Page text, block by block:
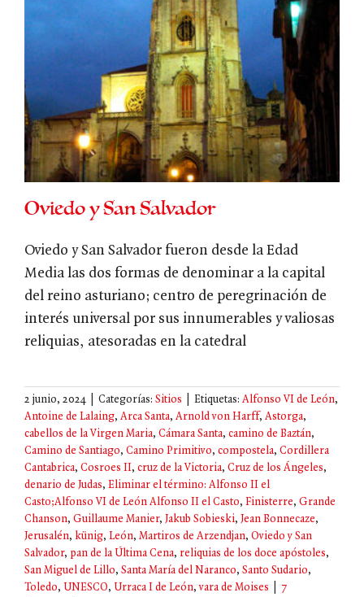
Oviedo y San Salvador
Oviedo y San Salvador fueron desde la Edad
Media las dos formas de denominar a la capital
del reino asturiano; centro de peregrinación de
interés universal por sus innumerables y valiosas
reliquias, atesoradas en la catedral
2 junio, 2024 Categorías: Sitios Etiquetas: Alfonso VI de León,
Antoine de Lalaing, Arca Santa, Arnold von Harff, Astorga,
cabellos de la Virgen Maria, Cámara Santa, camino de Baztán,
Camino de Santiago, Camino Primitivo, compostela, Cordillera
Cantabrica, Cosroes II, cruz de la Victoria, Cruz de los Ángeles,
denario de Judas, Eliminar el término: Alfonso II el
Casto;Alfonso VI de León Alfonso II el Casto, Finisterre, Grande
Chanson, Guillaume Manier, Jakub Sobieski, Jean Bonnecaze,
Jerusalén, künig, León, Martiros de Arzendjan, Oviedo y San
Salvador, pan de la Última Cena, reliquias de los doce apóstoles,
San Miguel de Lillo, Santa María del Naranco, Santo Sudario,
Toledo, UNESCO, Urraca I de León,vara de Moises
7